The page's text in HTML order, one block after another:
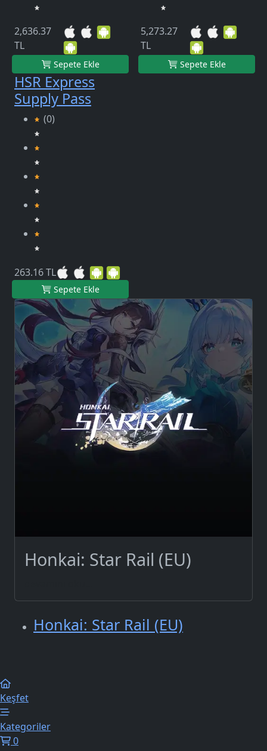
2,636.37
TL
Sepete Ekle
5,273.27
TL
Sepete Ekle
HSR Express
Supply Pass
(0)
263.16 TL
Sepete Ekle
Honkai: Star Rail (EU)
Honkai: Star Rail (EU)
Keşfet
Kategoriler
0